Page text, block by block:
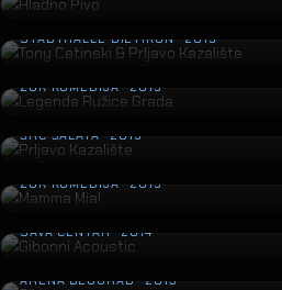
Tony Cetinski &
STADTHALLE DIETIKON · 2015
Legenda Ružice Grada
ZGK KOMEDIJA · 2015
Prljavo Kazalište
ŠRC ŠALATA · 2015
Mamma Mia!
ZGK KOMEDIJA · 2015
Gibonni Acoustic
SAVA CENTAR · 2014
Gibonni
ARENA BEOGRAD · 2013